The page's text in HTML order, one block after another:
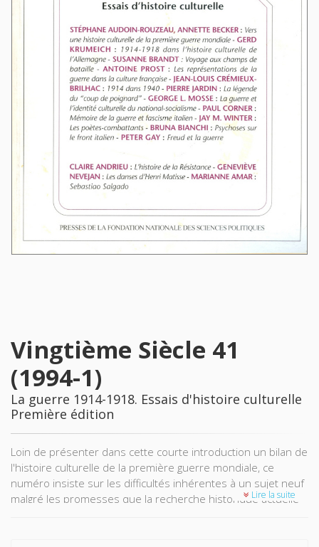
Vingtième Siècle 41
(1994-1)
La guerre 1914-1918. Essais d'histoire culturelle
Première édition
Loin de présenter dans cette courte introduction un bilan de
l'histoire culturelle de la première guerre mondiale, ce
numéro insiste sur les difficultés inhérentes à un sujet neuf
malgré les promesses que la recherche historique actuelle
Lire la suite